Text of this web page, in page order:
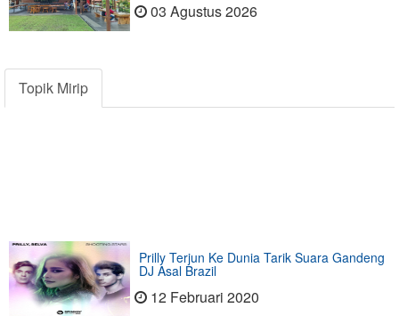
03 Agustus 2026
Topik Mirip
Prilly Terjun Ke Dunia Tarik Suara Gandeng
DJ Asal Brazil
12 Februari 2020